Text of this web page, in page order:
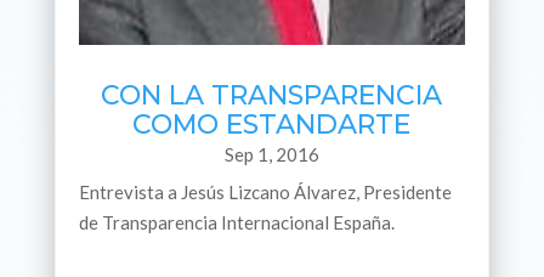
CON LA TRANSPARENCIA
COMO ESTANDARTE
Sep 1, 2016
Entrevista a Jesús Lizcano Álvarez, Presidente
de Transparencia Internacional España.